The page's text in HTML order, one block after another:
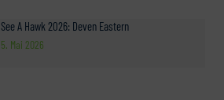
See A Hawk 2026: Deven Eastern
5. Mai 2026